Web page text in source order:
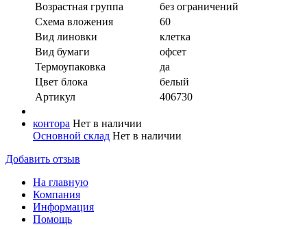
Возрастная группа
без ограничений
Схема вложения
60
Вид линовки
клетка
Вид бумаги
офсeт
Термоупаковка
да
Цвет блока
белый
Артикул
406730
контора Нет в наличии
Основной склад Нет в наличии
Добавить отзыв
На главную
Компания
Информация
Помощь